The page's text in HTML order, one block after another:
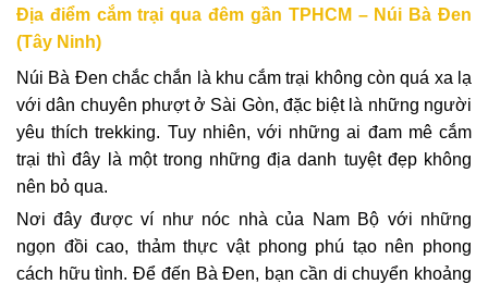
Địa điểm cắm trại qua đêm gần TPHCM – Núi Bà Đen
(Tây Ninh)
Núi Bà Đen chắc chắn là khu cắm trại không còn quá xa lạ
với dân chuyên phượt ở Sài Gòn, đặc biệt là những người
yêu thích trekking. Tuy nhiên, với những ai đam mê cắm
trại thì đây là một trong những địa danh tuyệt đẹp không
nên bỏ qua.
Nơi đây được ví như nóc nhà của Nam Bộ với những
ngọn đồi cao, thảm thực vật phong phú tạo nên phong
cách hữu tình. Để đến Bà Đen, bạn cần di chuyển khoảng